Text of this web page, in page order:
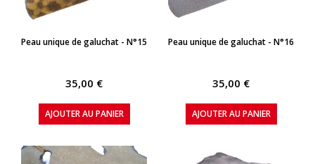
APERÇU RAPIDE
Peau unique de galuchat - N°15
35,00 €
AJOUTER AU PANIER
APERÇU RAPIDE
Peau unique de galuchat - N°16
35,00 €
AJOUTER AU PANIER